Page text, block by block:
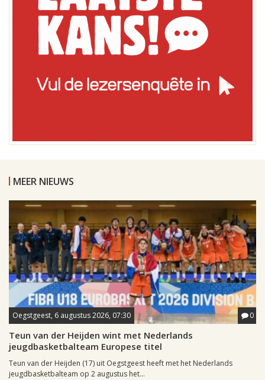
MEER NIEUWS
Oegstgeest, 6 augustus 2026, 07:30 0
Teun van der Heijden wint met Nederlands
jeugdbasketbalteam Europese titel
Teun van der Heijden (17) uit Oegstgeest heeft met het Nederlands
jeugdbasketbalteam op 2 augustus het...